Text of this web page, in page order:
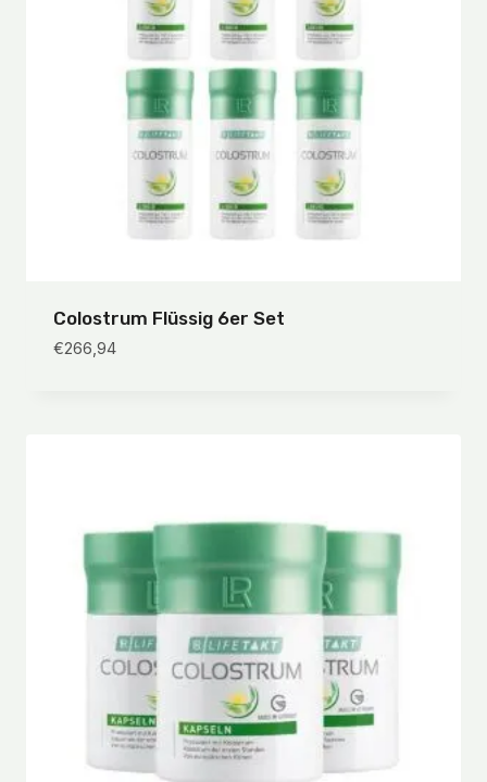
Colostrum Flüssig 6er Set
€266,94